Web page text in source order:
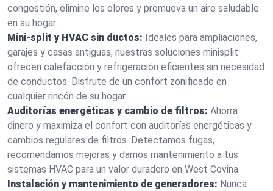
congestión, elimine los olores y promueva un aire saludable
en su hogar.
Mini-split y HVAC sin ductos: Ideales para ampliaciones,
garajes y casas antiguas, nuestras soluciones minisplit
ofrecen calefacción y refrigeración eficientes sin necesidad
de conductos. Disfrute de un confort zonificado en
cualquier rincón de su hogar.
Auditorías energéticas y cambio de filtros: Ahorra
dinero y maximiza el confort con auditorías energéticas y
cambios regulares de filtros. Detectamos fugas,
recomendamos mejoras y damos mantenimiento a tus
sistemas HVAC para un valor duradero en West Covina.
Instalación y mantenimiento de generadores: Nunca